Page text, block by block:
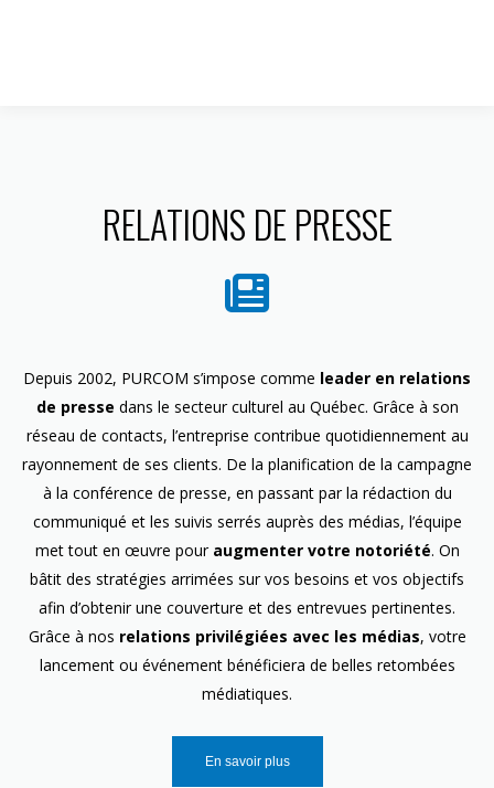
RELATIONS DE PRESSE
Depuis 2002, PURCOM s’impose comme leader en relations
de presse dans le secteur culturel au Québec. Grâce à son
réseau de contacts, l’entreprise contribue quotidiennement au
rayonnement de ses clients. De la planification de la campagne
à la conférence de presse, en passant par la rédaction du
communiqué et les suivis serrés auprès des médias, l’équipe
met tout en œuvre pour augmenter votre notoriété. On
bâtit des stratégies arrimées sur vos besoins et vos objectifs
afin d’obtenir une couverture et des entrevues pertinentes.
Grâce à nos relations privilégiées avec les médias, votre
lancement ou événement bénéficiera de belles retombées
médiatiques.
En savoir plus